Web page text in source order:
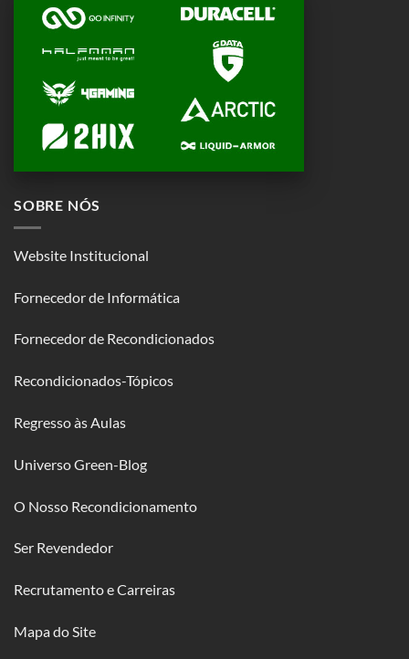
SOBRE NÓS
Website Institucional
Fornecedor de Informática
Fornecedor de Recondicionados
Recondicionados-Tópicos
Regresso às Aulas
Universo Green-Blog
O Nosso Recondicionamento
Ser Revendedor
Recrutamento e Carreiras
Mapa do Site